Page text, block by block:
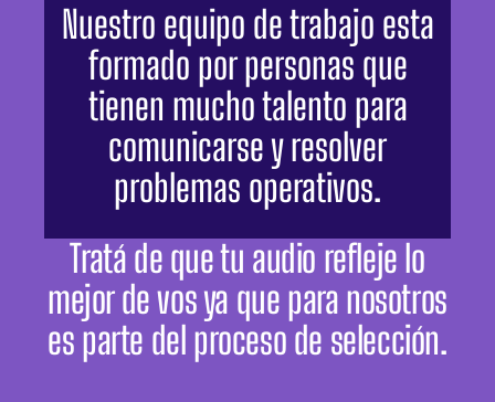
Nuestro equipo de trabajo esta
formado por personas que
tienen mucho talento para
comunicarse y resolver
problemas operativos.
Tratá de que tu audio refleje lo
mejor de vos ya que para nosotros
es parte del proceso de selección.